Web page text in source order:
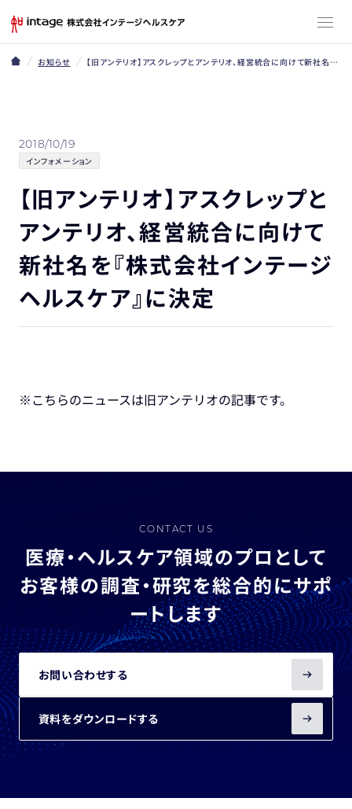
お知らせ 【旧アンテリオ】アスクレップとアンテリオ、経営統合に向けて新社名を『株式会社インテージヘルスケア』に決定
2018/10/19
インフォメーション
【旧アンテリオ】アスクレップと
アンテリオ、経営統合に向けて
新社名を『株式会社インテージ
ヘルスケア』に決定
※こちらのニュースは旧アンテリオの記事です。
CONTACT US
医療・ヘルスケア領域のプロとして
お客様の調査・研究を総合的にサポ
ートします
お問い合わせする
資料をダウンロードする